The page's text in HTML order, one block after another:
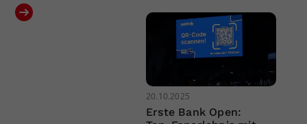
20.10.2025
Erste Bank Open: